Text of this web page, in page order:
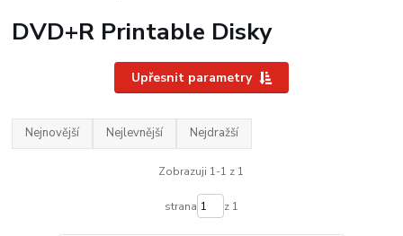
DVD+R Printable Disky
Upřesnit parametry
Nejnovější Nejlevnější Nejdražší
Zobrazuji 1-1 z 1
strana z 1